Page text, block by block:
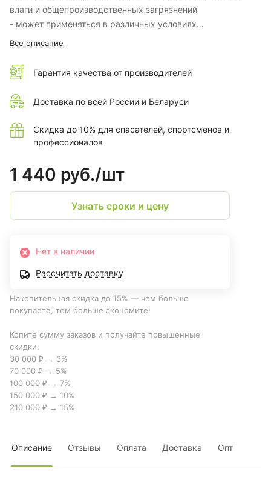
влаги и общепроизводственных загрязнений
- может применяться в различных условиях
- материал: поливинилхлорид (ПВХ) с добавлением
(МБС, КЩС)
- подносок: металлический, обеспечивает защиту от ударов
носочной части энергией 200 Дж
- способ производства: двухкомпонентное литье
- особенности: углубленный протектор с
противоскользящими свойствами
- цвет: черный
Все описание
Гарантия качества от производителей
Доставка по всей России и Беларуси
Скидка до 10% для спасателей, спортсменов и
профессионалов
1 440 руб./шт
Узнать сроки и цену
Нет в наличии
Рассчитать доставку
Накопительная скидка до 15% — чем больше
покупаете, тем больше экономите!
Копите сумму заказов и получайте повышенные
скидки:
30 000 ₽ → 3%
70 000 ₽ → 5%
100 000 ₽ → 7%
150 000 ₽ → 10%
210 000 ₽ → 15%
Описание Отзывы Оплата Доставка Опт